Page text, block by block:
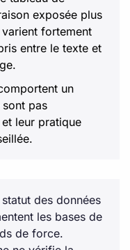
exposée plus
fortement
entre le texte et
un
pas
leur pratique
statut des données
les bases de
de force.